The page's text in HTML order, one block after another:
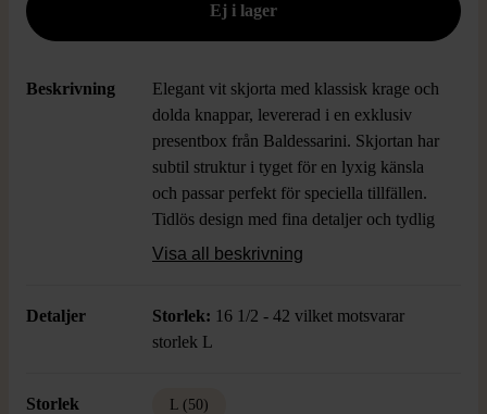
Beskrivning
Elegant vit skjorta med klassisk krage och
dolda knappar, levererad i en exklusiv
presentbox från Baldessarini. Skjortan har
subtil struktur i tyget för en lyxig känsla
och passar perfekt för speciella tillfällen.
Tidlös design med fina detaljer och tydlig
premiumkänsla. Boxen ger en exklusiv
Visa all beskrivning
Detaljer Storlek: 16 1/2 - 42 vilket motsvarar
storlek L
Storlek L (50)